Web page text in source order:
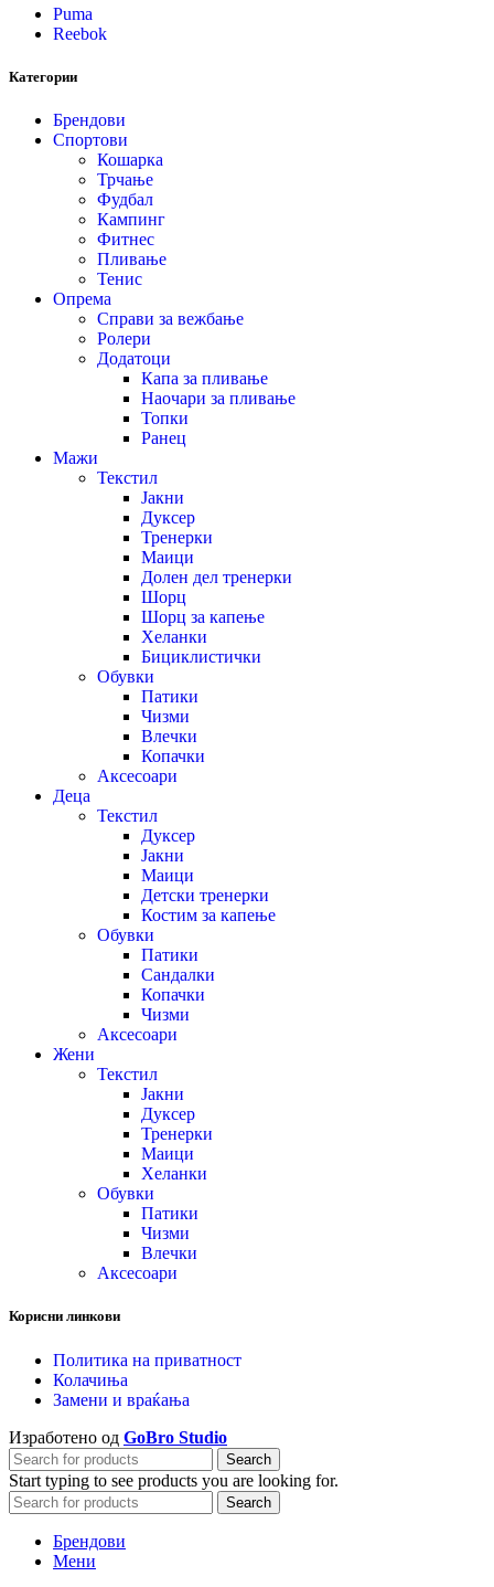
Puma
Reebok
Категории
Брендови
Спортови
Кошарка
Трчање
Фудбал
Кампинг
Фитнес
Пливање
Тенис
Опрема
Справи за вежбање
Ролери
Додатоци
Капа за пливање
Наочари за пливање
Топки
Ранец
Мажи
Текстил
Јакни
Дуксер
Тренерки
Маици
Долен дел тренерки
Шорц
Шорц за капење
Хеланки
Бициклистички
Обувки
Патики
Чизми
Влечки
Копачки
Аксесоари
Деца
Текстил
Дуксер
Јакни
Маици
Детски тренерки
Костим за капење
Обувки
Патики
Сандалки
Копачки
Чизми
Аксесоари
Жени
Текстил
Јакни
Дуксер
Тренерки
Маици
Хеланки
Обувки
Патики
Чизми
Влечки
Аксесоари
Корисни линкови
Политика на приватност
Колачиња
Замени и враќања
Изработено од GoBro Studio
Search
Start typing to see products you are looking for.
Search
Брендови
Мени